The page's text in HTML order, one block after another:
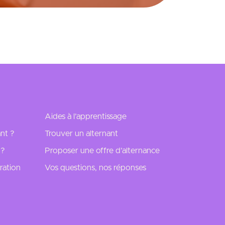
?
Aides à l’apprentissage
Trouver un alternant
Proposer une offre d’alternance
Vos questions, nos réponses